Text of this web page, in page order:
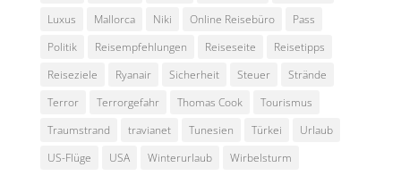
Luxus
Mallorca Niki Online Reisebüro
Pass
Politik
Reisempfehlungen Reiseseite
Reisetipps
Reiseziele
Ryanair Sicherheit Steuer
Strände
Terror
Terrorgefahr Thomas Cook
Tourismus
Traumstrand
travianet Tunesien Türkei
Urlaub
US-Flüge
USA Winterurlaub Wirbelsturm